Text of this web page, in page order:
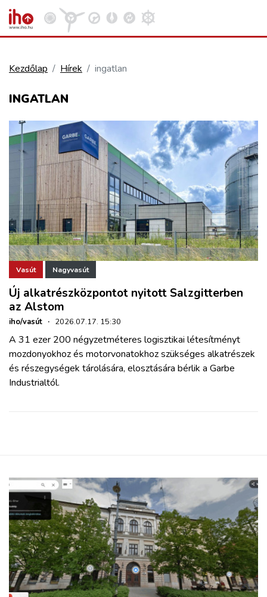
KÖZÚT
REPÜLÉS
KÖZLEKEDÉSFEJLESZTÉS
ELLÁTÁSI LÁNC
ZÖLDÚT
HAJÓZÁS
BLOG
ARCHÍVUM
REGISZTRÁCIÓ
Kezdőlap Hírek ingatlan
INGATLAN
Vasút Nagyvasút
Új alkatrészközpontot nyitott Salzgitterben
az Alstom
iho/vasút · 2026.07.17. 15:30
A 31 ezer 200 négyzetméteres logisztikai létesítményt
mozdonyokhoz és motorvonatokhoz szükséges alkatrészek
és részegységek tárolására, elosztására bérlik a Garbe
Industrialtól.